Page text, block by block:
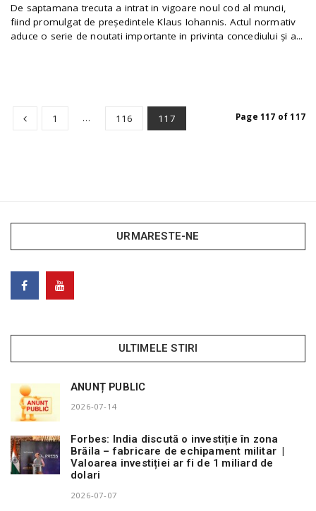
De saptamana trecuta a intrat in vigoare noul cod al muncii,
fiind promulgat de președintele Klaus Iohannis. Actul normativ
aduce o serie de noutati importante in privinta concediului și a...
1 … 116 117 Page 117 of 117
URMARESTE-NE
ULTIMELE STIRI
ANUNȚ PUBLIC
2026-07-14
Forbes: India discută o investiție în zona
Brăila – fabricare de echipament militar |
Valoarea investiției ar fi de 1 miliard de
dolari
2026-07-07